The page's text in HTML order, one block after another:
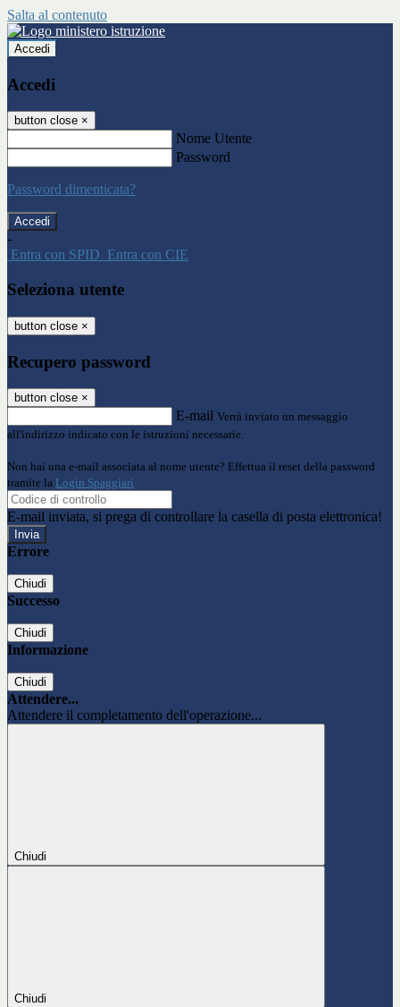
Salta al contenuto
Accedi
Accedi
button close ×
Nome Utente
Password
Password dimenticata?
-
Entra con SPID Entra con CIE
Seleziona utente
button close ×
Recupero password
button close ×
E-mail Verrà inviato un messaggio
all'indirizzo indicato con le istruzioni necessarie.
Non hai una e-mail associata al nome utente? Effettua il reset della password
tramite la Login Spaggiari
E-mail inviata, si prega di controllare la casella di posta elettronica!
Errore
Chiudi
Successo
Chiudi
Informazione
Chiudi
Attendere...
Attendere il completamento dell'operazione...
Chiudi
Chiudi